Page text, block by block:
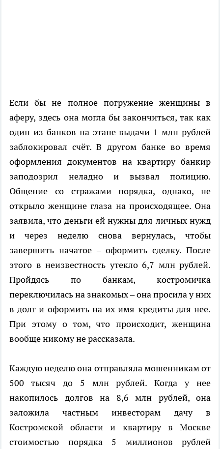
Если бы не полное погружение женщины в
аферу, здесь она могла бы закончиться, так как
один из банков на этапе выдачи 1 млн рублей
заблокировал счёт. В другом банке во время
оформления документов на квартиру банкир
заподозрил неладно и вызвал полицию.
Общение со стражами порядка, однако, не
открыло женщине глаза на происходящее. Она
заявила, что деньги ей нужны для личных нужд
и через неделю снова вернулась, чтобы
завершить начатое – оформить сделку. После
этого в неизвестность утекло 6,7 млн рублей.
Пройдясь по банкам, костромичка
переключилась на знакомых – она просила у них
в долг и оформить на их имя кредиты для нее.
При этому о том, что происходит, женщина
вообще никому не рассказала.
Каждую неделю она отправляла мошенникам от
500 тысяч до 5 млн рублей. Когда у нее
накопилось долгов на 8,6 млн рублей, она
заложила частным инвесторам дачу в
Костромской области и квартиру в Москве
стоимостью порядка 5 миллионов рублей